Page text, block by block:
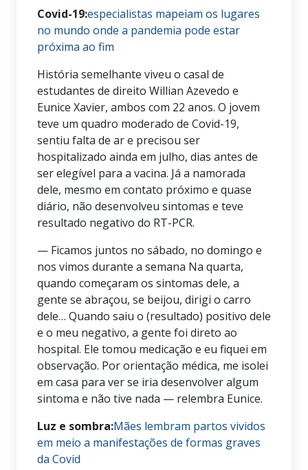
Covid-19:especialistas mapeiam os lugares
no mundo onde a pandemia pode estar
próxima ao fim
História semelhante viveu o casal de
estudantes de direito Willian Azevedo e
Eunice Xavier, ambos com 22 anos. O jovem
teve um quadro moderado de Covid-19,
sentiu falta de ar e precisou ser
hospitalizado ainda em julho, dias antes de
ser elegível para a vacina. Já a namorada
dele, mesmo em contato próximo e quase
diário, não desenvolveu sintomas e teve
resultado negativo do RT-PCR.
— Ficamos juntos no sábado, no domingo e
nos vimos durante a semana Na quarta,
quando começaram os sintomas dele, a
gente se abraçou, se beijou, dirigi o carro
dele… Quando saiu o (resultado) positivo dele
e o meu negativo, a gente foi direto ao
hospital. Ele tomou medicação e eu fiquei em
observação. Por orientação médica, me isolei
em casa para ver se iria desenvolver algum
sintoma e não tive nada — relembra Eunice.
Luz e sombra:Mães lembram partos vividos
em meio a manifestações de formas graves
da Covid